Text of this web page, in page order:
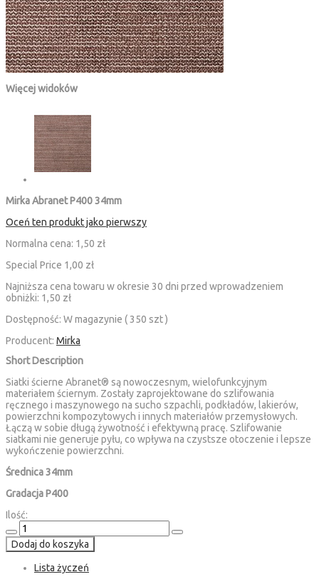
Więcej widoków
Mirka Abranet P400 34mm
Oceń ten produkt jako pierwszy
Normalna cena: 1,50 zł
Special Price 1,00 zł
Najniższa cena towaru w okresie 30 dni przed wprowadzeniem
obniżki: 1,50 zł
Dostępność: W magazynie ( 350 szt )
Producent: Mirka
Short Description
Siatki ścierne Abranet® są nowoczesnym, wielofunkcyjnym
materiałem ściernym. Zostały zaprojektowane do szlifowania
ręcznego i maszynowego na sucho szpachli, podkładów, lakierów,
powierzchni kompozytowych i innych materiałów przemysłowych.
Łączą w sobie długą żywotność i efektywną pracę. Szlifowanie
siatkami nie generuje pyłu, co wpływa na czystsze otoczenie i lepsze
wykończenie powierzchni.
Średnica 34mm
Gradacja P400
Ilość:
Dodaj do koszyka
Lista życzeń